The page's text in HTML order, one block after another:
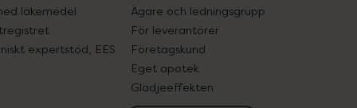
läkemedel
expertstöd, EES
Ägare och ledningsgrupp
För leverantörer
Företagskund
Eget apotek
Glädjeeffekten